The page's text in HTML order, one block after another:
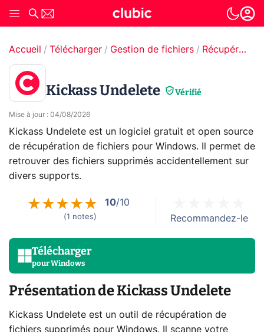
Accueil Télécharger Gestion de fichiers Récupération de données
Kickass Undelete Vérifié
Mise à jour : 04/08/2026
Kickass Undelete est un logiciel gratuit et open source
de récupération de fichiers pour Windows. Il permet de
retrouver des fichiers supprimés accidentellement sur
divers supports.
10/10
(1 notes) Recommandez-le
Télécharger
pourWindows
Présentation de Kickass Undelete
Kickass Undelete est un outil de récupération de
fichiers supprimés pour Windows. Il scanne votre